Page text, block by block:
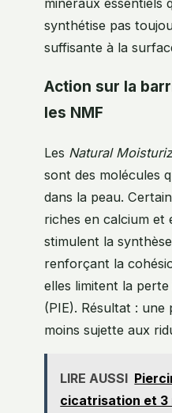
minéraux essentiels
synthétise pas
suffisante à la
Action sur la
les NMF
Les Natural
sont des molécules
dans la peau.
riches en calcium et
stimulent la
renforçant la
elles limitent la
(PIE). Résultat : une
moins sujette aux
LIRE AUSSI
cicatrisation et 3